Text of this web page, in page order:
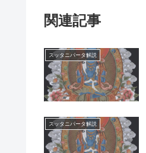
関連記事
スッタニパータ解説
スッタニパータ解説